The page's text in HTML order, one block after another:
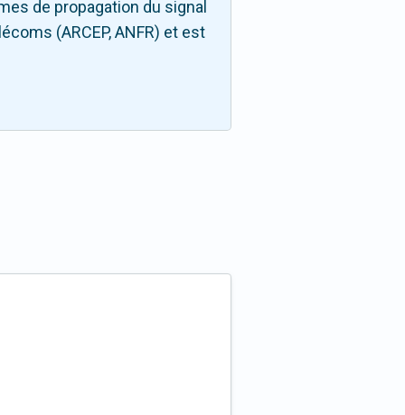
de propagation du signal
(ARCEP, ANFR) et est